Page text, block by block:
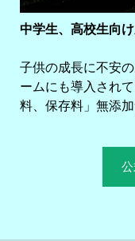
中学生、高校生向
子供の成長に不安
ームにも導入され
料、保存料」無添